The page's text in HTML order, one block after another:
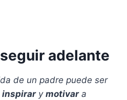
adelante
de un padre puede ser
inspirary motivara